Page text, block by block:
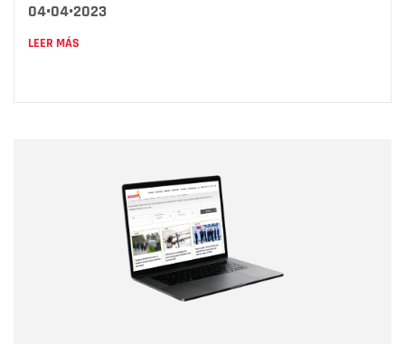
04•04•2023
LEER MÁS
Correo electrónico
Tipo de comentario